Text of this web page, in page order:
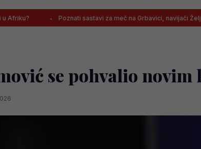
sastavi za meč na Grbavici, navijači Želje: “Kako se ono
se pohvalio